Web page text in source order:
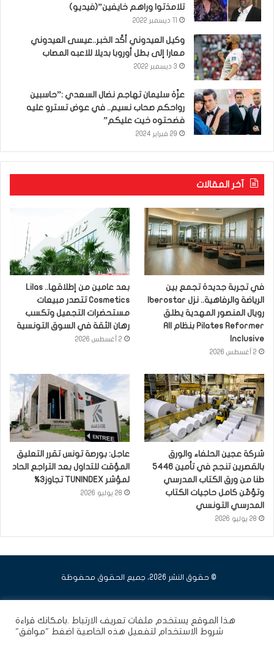
تلامذتوا وراهم خايفين”(فيديو)
وكيل العيدوني أكّد الخبر..عيسى العيدوني
معارا إلى بطل أوروبا بديلا للاعبه المصاب
3 ديسمبر 2022
عزّة سليمان تهاجم نضال السعدي :”حاسبين
رواحكم صحاب نسيم.. في عوض تسترو عليه
فضحتوه خيت عليكم”
29 فبراير 2024
آخر المقالات
في تجربة جديدة تجمع بين
رويال المنصور المهدية يطلق
Pilates Reformer بنظام All
Inclusive
2 أغسطس 2026
بعد عامين من إطلاقها.. Lilas
Cosmetics تتصدر مبيعات
مستحضرات التجميل وتكسب
رهان الثقة في السوق التونسية
2 أغسطس 2026
شركة عجين الحلفاء والورق
بالقصرين تنجح في تأمين 5446
طنا من ورق الكتاب المدرسي
وتؤمّن كامل حاجيات الكتاب
المدرسي التونسي
28 يوليو 2026
عاجل: بورصة تونس تقرر التعليق
المؤقت للتداول بعد التراجع الحاد
لمؤشر TUNINDEX تجاوز3%
28 يوليو 2026
© حقوق النشر 2026، جميع الحقوق محفوظة
هذا الموقع يستخدم ملفات تعريف الارتباط .بامكانك قراءة
شروط الاستخدام لتفعيل هذه الخاصية اضغط "موافق"